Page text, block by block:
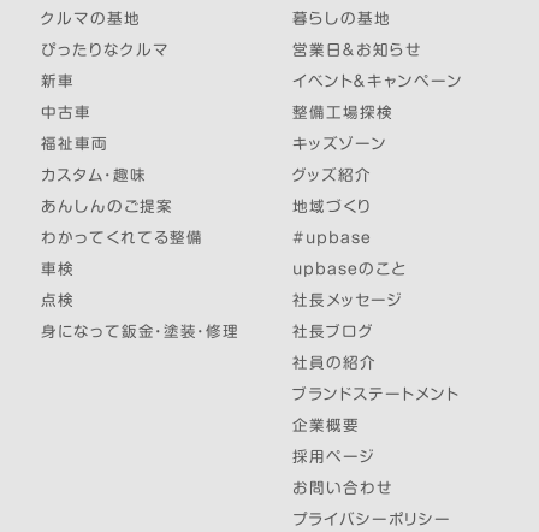
クルマの基地
ぴったりなクルマ
新車
中古車
福祉車両
カスタム・趣味
あんしんのご提案
わかってくれてる整備
車検
点検
身になって鈑金・塗装・修理
暮らしの基地
営業日＆お知らせ
イベント＆キャンペーン
整備工場探検
キッズゾーン
グッズ紹介
地域づくり
#upbase
upbaseのこと
社長メッセージ
社長ブログ
社員の紹介
ブランドステートメント
企業概要
採用ページ
お問い合わせ
プライバシーポリシー